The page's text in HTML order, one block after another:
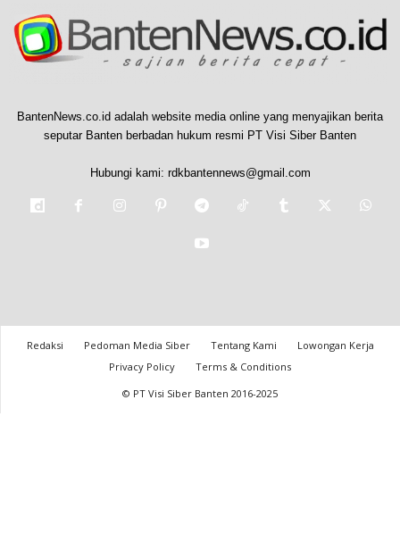
BantenNews.co.id adalah website media online yang menyajikan berita
seputar Banten berbadan hukum resmi PT Visi Siber Banten
Hubungi kami: rdkbantennews@gmail.com
Redaksi Pedoman Media Siber Tentang Kami
Lowongan Kerja
Privacy Policy
Terms & Conditions
© PT Visi Siber Banten 2016-2025